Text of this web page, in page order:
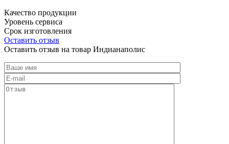
Качество продукции
Уровень сервиса
Срок изготовления
Оставить отзыв
Оставить отзыв на товар Индианаполис